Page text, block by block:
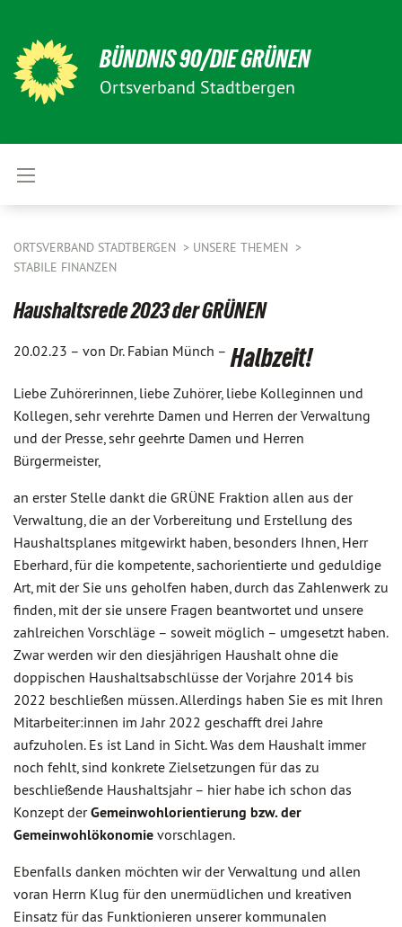
BÜNDNIS 90/DIE GRÜNEN
Ortsverband Stadtbergen
ORTSVERBAND STADTBERGEN
UNSERE THEMEN
STABILE FINANZEN
Haushaltsrede 2023 der GRÜNEN
20.02.23 – von Dr. Fabian Münch – Halbzeit!
Liebe Zuhörerinnen, liebe Zuhörer, liebe Kolleginnen und
Kollegen, sehr verehrte Damen und Herren der Verwaltung
und der Presse, sehr geehrte Damen und Herren
Bürgermeister,
an erster Stelle dankt die GRÜNE Fraktion allen aus der
Verwaltung, die an der Vorbereitung und Erstellung des
Haushaltsplanes mitgewirkt haben, besonders Ihnen, Herr
Eberhard, für die kompetente, sachorientierte und geduldige
Art, mit der Sie uns geholfen haben, durch das Zahlenwerk zu
finden, mit der sie unsere Fragen beantwortet und unsere
zahlreichen Vorschläge – soweit möglich – umgesetzt haben.
Zwar werden wir den diesjährigen Haushalt ohne die
doppischen Haushaltsabschlüsse der Vorjahre 2014 bis
2022 beschließen müssen. Allerdings haben Sie es mit Ihren
Mitarbeiter:innen im Jahr 2022 geschafft drei Jahre
aufzuholen. Es ist Land in Sicht. Was dem Haushalt immer
noch fehlt, sind konkrete Zielsetzungen für das zu
beschließende Haushaltsjahr – hier habe ich schon das
Konzept derGemeinwohlorientierung bzw. der
Gemeinwohlökonomie vorschlagen.
Ebenfalls danken möchten wir der Verwaltung und allen
voran Herrn Klug für den unermüdlichen und kreativen
Einsatz für das Funktionieren unserer kommunalen